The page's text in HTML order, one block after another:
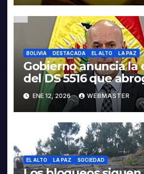
BOLIVIA DESTACADA EL ALTO LA PAZ
Gobierno anuncia la
del DS 5516 que
5503
ENE 12, 2026 WEBMASTER
EL ALTO LA PAZ SOCIEDAD